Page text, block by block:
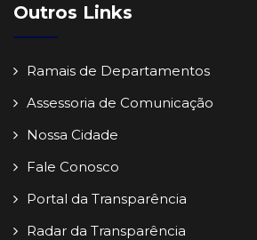
Outros Links
Ramais de Departamentos
Assessoria de Comunicação
Nossa Cidade
Fale Conosco
Portal da Transparência
Radar da Transparência